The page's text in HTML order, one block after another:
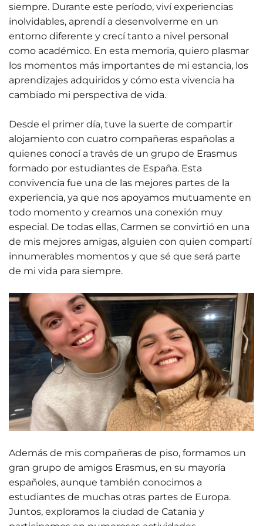
siempre. Durante este período, viví experiencias
inolvidables, aprendí a desenvolverme en un
entorno diferente y crecí tanto a nivel personal
como académico. En esta memoria, quiero plasmar
los momentos más importantes de mi estancia, los
aprendizajes adquiridos y cómo esta vivencia ha
cambiado mi perspectiva de vida.
Desde el primer día, tuve la suerte de compartir
alojamiento con cuatro compañeras españolas a
quienes conocí a través de un grupo de Erasmus
formado por estudiantes de España. Esta
convivencia fue una de las mejores partes de la
experiencia, ya que nos apoyamos mutuamente en
todo momento y creamos una conexión muy
especial. De todas ellas, Carmen se convirtió en una
de mis mejores amigas, alguien con quien compartí
innumerables momentos y que sé que será parte
de mi vida para siempre.
Además de mis compañeras de piso, formamos un
gran grupo de amigos Erasmus, en su mayoría
españoles, aunque también conocimos a
estudiantes de muchas otras partes de Europa.
Juntos, exploramos la ciudad de Catania y